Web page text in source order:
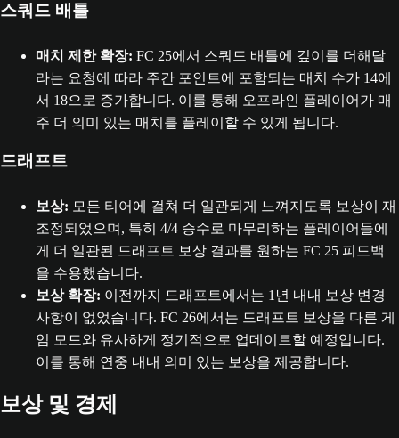
스쿼드 배틀
매치 제한 확장: FC 25에서 스쿼드 배틀에 깊이를 더해달
라는 요청에 따라 주간 포인트에 포함되는 매치 수가 14에
서 18으로 증가합니다. 이를 통해 오프라인 플레이어가 매
주 더 의미 있는 매치를 플레이할 수 있게 됩니다.
드래프트
보상: 모든 티어에 걸쳐 더 일관되게 느껴지도록 보상이 재
조정되었으며, 특히 4/4 승수로 마무리하는 플레이어들에
게 더 일관된 드래프트 보상 결과를 원하는 FC 25 피드백
을 수용했습니다.
보상 확장: 이전까지 드래프트에서는 1년 내내 보상 변경
사항이 없었습니다. FC 26에서는 드래프트 보상을 다른 게
임 모드와 유사하게 정기적으로 업데이트할 예정입니다.
이를 통해 연중 내내 의미 있는 보상을 제공합니다.
보상 및 경제